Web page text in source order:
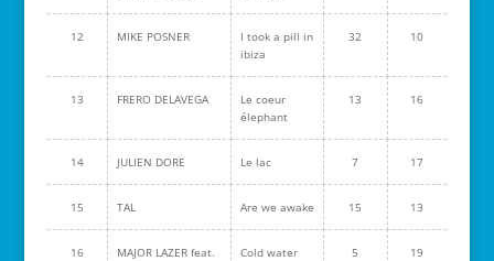
12 MIKE POSNER
I took a pill in
ibiza
32 10
13 FRERO DELAVEGA
Le coeur
élephant
13 16
14 JULIEN DORE Le lac 7 17
15 TAL Are we awake 15 13
16
MAJOR LAZER feat.
Cold water 5 19